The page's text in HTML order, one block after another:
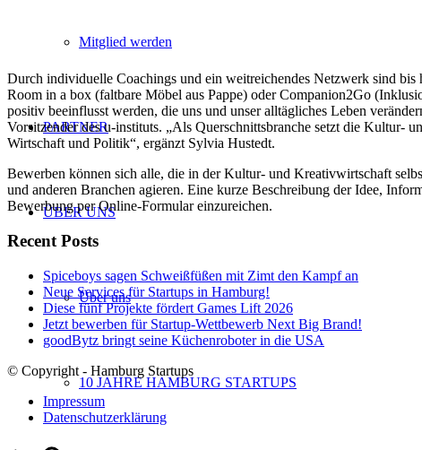
Mitglied werden
PARTNER
ÜBER UNS
Über uns
10 JAHRE HAMBURG STARTUPS
Durch individuelle Coachings und ein weitreichendes Netzwerk sind
Room in a box (faltbare Möbel aus Pappe) oder Companion2Go
positiv beeinflusst werden, die uns und unser alltägliches Leben
Vorsitzender des u-instituts. „Als Querschnittsbranche setzt die Kultur-
Wirtschaft und Politik“, ergänzt Sylvia Hustedt.
Bewerben können sich alle, die in der Kultur- und Kreativwirtschaft
und anderen Branchen agieren. Eine kurze Beschreibung der Idee,
Bewerbung per Online-Formular einzureichen.
Recent Posts
Spiceboys sagen Schweißfüßen mit Zimt den Kampf an
Neue Services für Startups in Hamburg!
Diese fünf Projekte fördert Games Lift 2026
Jetzt bewerben für Startup-Wettbewerb Next Big Brand!
goodBytz bringt seine Küchenroboter in die USA
© Copyright - Hamburg Startups
Impressum
Datenschutzerklärung